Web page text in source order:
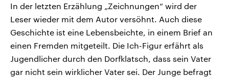
In der letzten Erzählung „Zeichnungen“ wird der
Leser wieder mit dem Autor versöhnt. Auch diese
Geschichte ist eine Lebensbeichte, in einem Brief an
einen Fremden mitgeteilt. Die Ich-Figur erfährt als
Jugendlicher durch den Dorfklatsch, dass sein Vater
gar nicht sein wirklicher Vater sei. Der Junge befragt